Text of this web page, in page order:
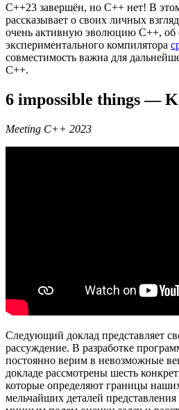
С++23 завершён, но C++ нет! В
рассказывает о своих личных
очень активную эволюцию C++, об
экспериментального компилятора
совместимость важна для
C++.
6 impossible things —
Meeting C++ 2023
Следующий доклад представляет
рассуждение. В разработке
постоянно верим в невозможные
докладе рассмотрены шесть
которые определяют границы
мельчайших деталей